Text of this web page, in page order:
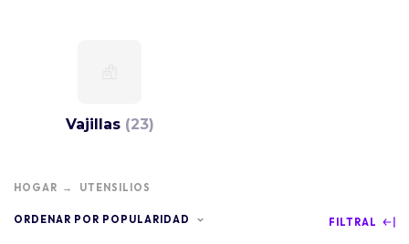
Vajillas (23)
HOGAR UTENSILIOS
ORDENAR POR POPULARIDAD FILTRAL